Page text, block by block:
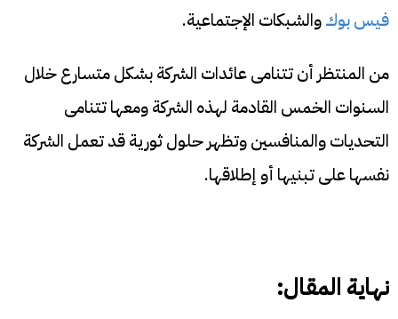
فيس بوكوالشبكات الإجتماعية.
من المنتظر أن تتنامى عائدات الشركة بشكل متسارع خلال
السنوات الخمس القادمة لهذه الشركة ومعها تتنامى
التحديات والمنافسين وتظهر حلول ثورية قد تعمل الشركة
نفسها على تبنيها أو إطلاقها.
نهاية المقال: